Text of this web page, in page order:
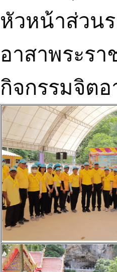
หัวหน้าส่วน
อาสาพระร
กิจกรรมจิต